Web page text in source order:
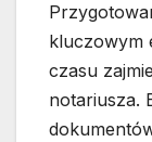
kluczowym
czasu
notariusza.